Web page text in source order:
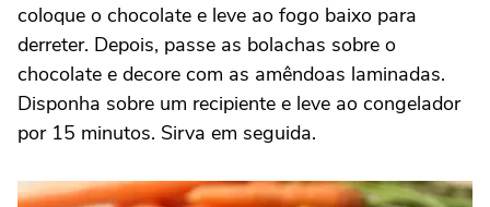
coloque o chocolate e leve ao fogo baixo para
derreter. Depois, passe as bolachas sobre o
chocolate e decore com as amêndoas laminadas.
Disponha sobre um recipiente e leve ao congelador
por 15 minutos. Sirva em seguida.